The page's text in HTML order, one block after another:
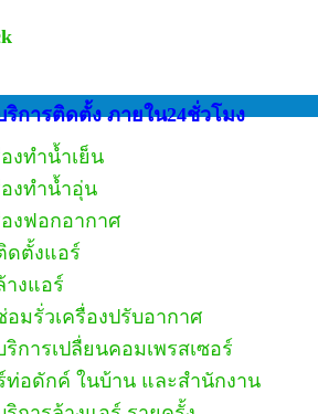
การติดตั้ง ภายใน24ชั่วโมง
องทำน้ำเย็น
องทำน้ำอุ่น
องฟอกอากาศ
ดตั้งแอร์
างแอร์
อมรั่วเครื่องปรับอากาศ
ริการเปลื่ยนคอมเพรสเซอร์
ท่อดักค์ ในบ้าน และสำนักงาน